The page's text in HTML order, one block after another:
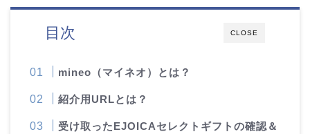
CLOSE
目次
mineo（マイネオ）とは？
紹介用URLとは？
受け取ったEJOICAセレクトギフトの確認＆